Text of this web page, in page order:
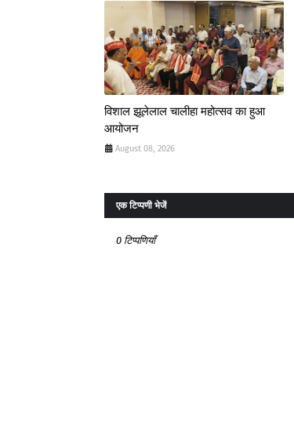
विशाल झूलेलाल चालीहा महोत्सव का हुआ
आयोजन
August 08, 2026
एक टिप्पणी भेजें
0 टिप्पणियाँ